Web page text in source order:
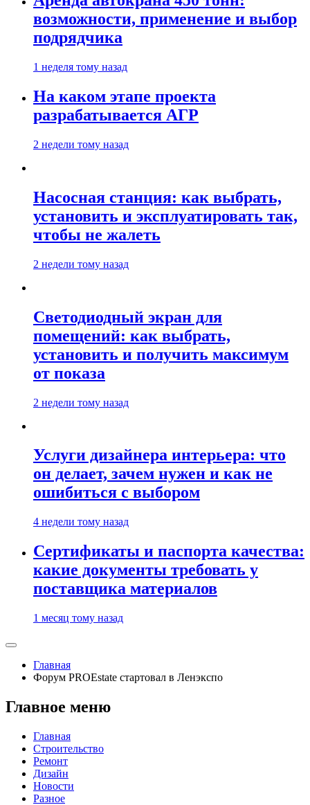
возможности, применение и выбор
подрядчика
1 неделя тому назад
На каком этапе проекта
разрабатывается АГР
2 недели тому назад
Насосная станция: как выбрать,
установить и эксплуатировать так,
чтобы не жалеть
2 недели тому назад
Светодиодный экран для
помещений: как выбрать,
установить и получить максимум
от показа
2 недели тому назад
Услуги дизайнера интерьера: что
он делает, зачем нужен и как не
ошибиться с выбором
4 недели тому назад
Сертификаты и паспорта качества:
какие документы требовать у
поставщика материалов
1 месяц тому назад
Главная
Форум PROEstate стартовал в Ленэкспо
Главное меню
Главная
Строительство
Ремонт
Дизайн
Новости
Разное